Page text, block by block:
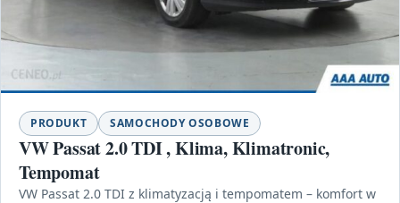
PRODUKT SAMOCHODY OSOBOWE
VW Passat 2.0 TDI , Klima, Klimatronic,
Tempomat
VW Passat 2.0 TDI z klimatyzacją i tempomatem – komfort w